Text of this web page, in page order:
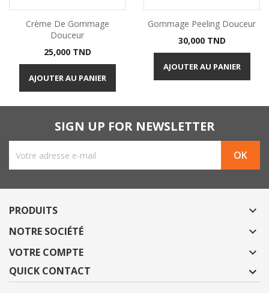
Crème De Gommage
Douceur
Prix
25,000 TND
AJOUTER AU PANIER
Gommage Peeling Douceur
Prix
30,000 TND
AJOUTER AU PANIER
SIGN UP FOR NEWSLETTER
PRODUITS 
NOTRE SOCIÉTÉ 
VOTRE COMPTE 
QUICK CONTACT